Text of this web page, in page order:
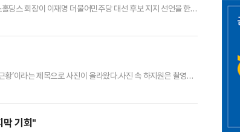
딩스 회장이 이재명 더불어민주당 대선 후보 지지 선언을 한
회장의 이 후보 지지 선언이 허위였다는 점을 가리켜 "전국민
’이라는 제목으로 사진이 올라왔다.사진 속 하지원은 촬영을
는 절대 아니었다”라고 감탄했다.해당 사진을 본 누리꾼들은
막 기회"